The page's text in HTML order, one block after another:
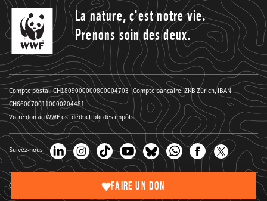
FAIRE UN DON
La nature, c'est notre vie.
Prenons soin des deux.
Compte postal: CH1809000000800004703 | Compte bancaire: ZKB Zürich, IBAN
CH6600700110000204481
Votre don au WWF est déductible des impôts.
Suivez-nous
Copyright des images